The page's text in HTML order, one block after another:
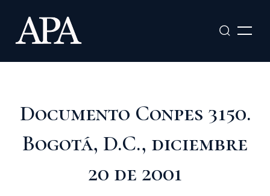
contenido
Documento Conpes 3150.
Bogotá, D.C., diciembre
20 de 2001